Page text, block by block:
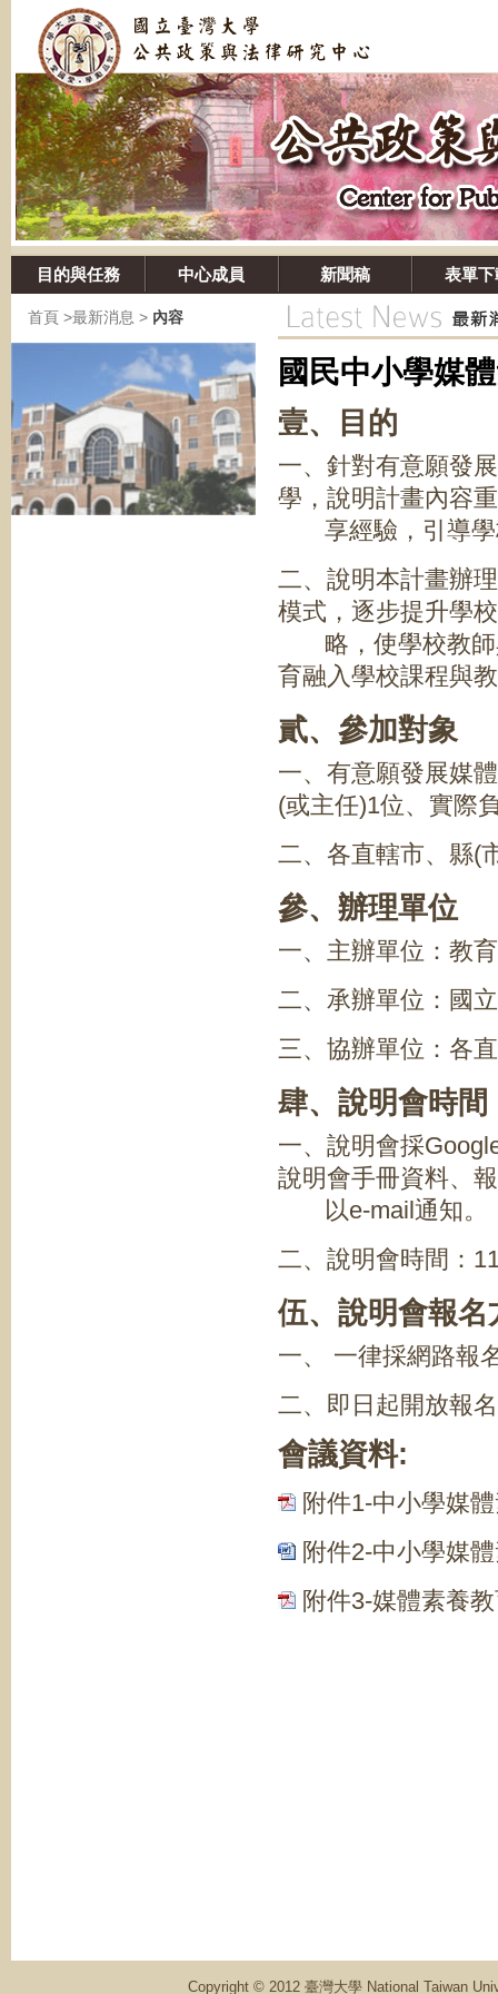
目的與任務 中心成員 新聞稿 表單下
首頁 >最新消息 > 內容
國民中小學媒
壹、目的
一、針對有意願發
學，說明計畫內容
享經驗，引導學
二、說明本計畫辦
模式，逐步提升學
略，使學校教師
育融入學校課程與
貳、參加對象
一、有意願發展媒
(或主任)1位、實際
二、各直轄市、縣(
參、辦理單位
一、主辦單位：教
二、承辦單位：國
三、協辦單位：各
肆、說明會時間
一、說明會採
說明會手冊資料、
以e-mail通知。
二、說明會時間：
伍、說明會報名
一、 一律採網路報
二、即日起開放報
會議資料:
附件1-中小學媒
附件2-中小學媒
附件3-媒體素養
Copyright © 2012 臺灣大學 National Taiwan